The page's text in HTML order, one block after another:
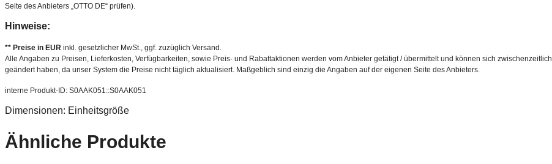
Seite des Anbieters „OTTO DE“ prüfen).
Hinweise:
** Preise in EUR inkl. gesetzlicher MwSt., ggf. zuzüglich Versand.
Alle Angaben zu Preisen, Lieferkosten, Verfügbarkeiten, sowie Preis- und Rabattaktionen werden vom Anbieter getätigt / übermittelt und können sich zwischenzeitlich
geändert haben, da unser System die Preise nicht täglich aktualisiert. Maßgeblich sind einzig die Angaben auf der eigenen Seite des Anbieters.
interne Produkt-ID: S0AAK051::S0AAK051
Dimensionen: Einheitsgröße
Ähnliche Produkte